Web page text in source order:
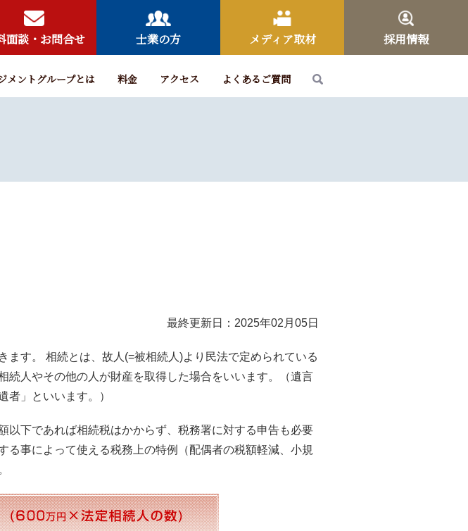
面談・お問合せ 士業の方 メディア取材 採用情報
メントグループとは 料金 アクセス よくあるご質問
最終更新日：2025年02月05日
す。 相続とは、故人(=被相続人)より民法で定められている
人やその他の人が財産を取得した場合をいいます。（遺言
者」といいます。）
下であれば相続税はかからず、税務署に対する申告も必要
事によって使える税務上の特例（配偶者の税額軽減、小規